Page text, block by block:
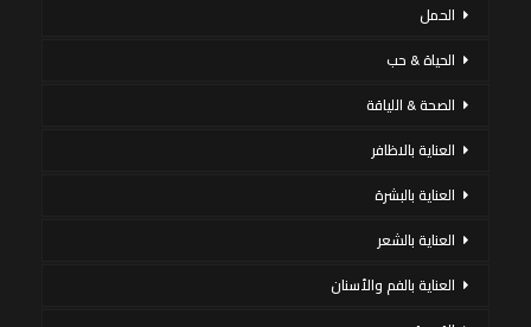
الحمل
الحياة & حب
الصحة & اللياقة
العناية بالاظافر
العناية بالبشرة
العناية بالشعر
العناية بالفم والأسنان